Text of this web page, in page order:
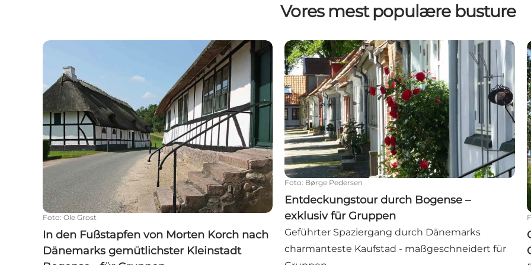
Vores mest populære busture
In den Fußstapfen von Morten Korch nach Dänemarks gemütlichster Kleinstadt Bogense - für
Foto: Ole Grost
In den Fußstapfen von Morten Korch nach
Dänemarks gemütlichster Kleinstadt
Entdeckungstour durch Bogense – exklusiv für
Foto: Børge Pedersen
Entdeckungstour durch Bogense –
exklusiv für Gruppen
Geführter Spaziergang durch Dänemarks
charmanteste Kaufstad - maßgeschneidert für